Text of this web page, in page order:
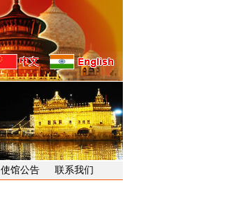
使馆公告 联系我们